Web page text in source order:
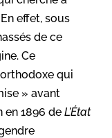
effet, sous
de ce
Ce
qui
» avant
en 1896 de L’État